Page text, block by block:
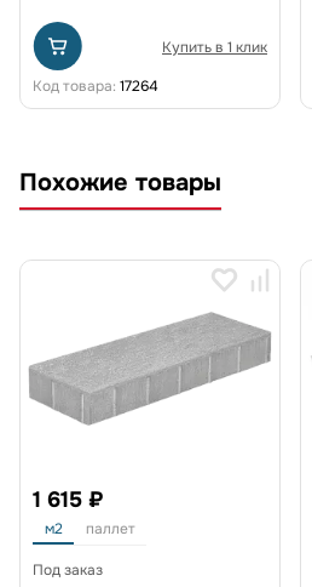
Купить в 1 клик
Код товара: 17264
Похожие товары
1 615 ₽
м2 паллет
Под заказ